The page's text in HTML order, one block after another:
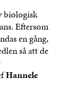
biologisk
Eftersom
en gång,
så att de
Hannele